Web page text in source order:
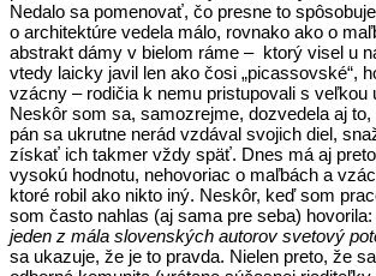
Nedalo sa pomenovať, čo presne to
o architektúre vedela málo, rovnako ako o
abstrakt dámy v bielom ráme – ktorý visel u
vtedy laicky javil len ako čosi „picassovské“,
vzácny – rodičia k nemu pristupovali s veľkou
Neskôr som sa, samozrejme, dozvedela aj to,
pán sa ukrutne nerád vzdával svojich diel,
získať ich takmer vždy späť. Dnes má aj
vysokú hodnotu, nehovoriac o maľbách a
ktoré robil ako nikto iný. Neskôr, keď som
som často nahlas (aj sama pre seba) hovorila:
jeden z mála slovenských autorov svetový
sa ukazuje, že je to pravda. Nielen preto, že